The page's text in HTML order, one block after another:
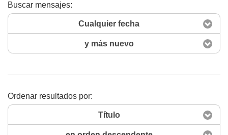
Buscar mensajes:
Cualquier fecha
y más nuevo
Ordenar resultados por:
Título